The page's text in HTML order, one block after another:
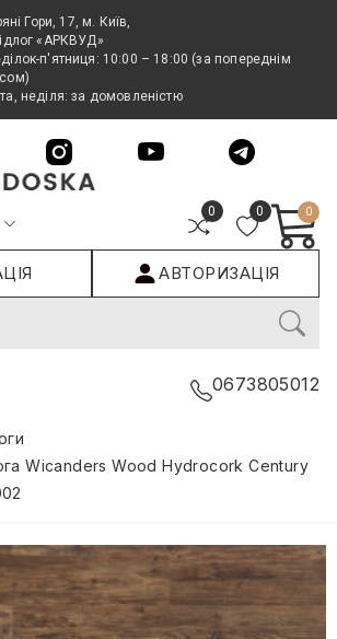
Гори, 17, м. Київ,
«АРКВУД»
п'ятниця: 10:00 – 18:00 (за попереднім
неділя: за домовленістю
0 0 0
АВТОРИЗАЦІЯ
0673805012
Wicanders Wood Hydrocork Century